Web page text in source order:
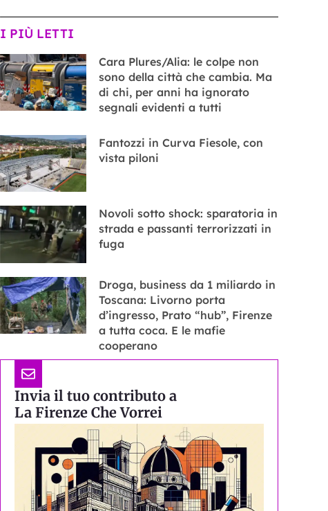
I PIÙ LETTI
Cara Plures/Alia: le colpe non
sono della città che cambia. Ma
di chi, per anni ha ignorato
segnali evidenti a tutti
Fantozzi in Curva Fiesole, con
vista piloni
Novoli sotto shock: sparatoria in
strada e passanti terrorizzati in
fuga
Droga, business da 1 miliardo in
Toscana: Livorno porta
d’ingresso, Prato “hub”, Firenze
a tutta coca. E le mafie
cooperano
Invia il tuo contributo a
La Firenze Che Vorrei